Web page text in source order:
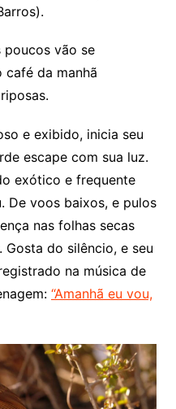
poucos vão se
café da manhã
e exibido, inicia seu
escape com sua luz.
exótico e frequente
De voos baixos, e pulos
nas folhas secas
do silêncio, e seu
na música de
“Amanhã eu vou,